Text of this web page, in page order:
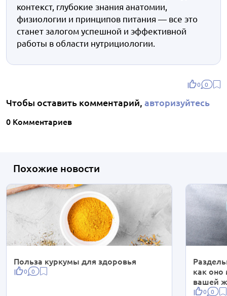
контекст, глубокие знания анатомии,
физиологии и принципов питания — все это
станет залогом успешной и эффективной
работы в области нутрициологии.
0 0
Чтобы оставить комментарий, авторизуйтесь
0 Комментариев
Похожие новости
Польза куркумы для здоровья
0 0
как оно
вашей
0 0